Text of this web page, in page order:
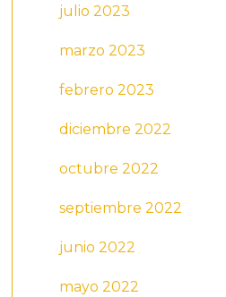
julio 2023
marzo 2023
febrero 2023
diciembre 2022
octubre 2022
septiembre 2022
junio 2022
mayo 2022